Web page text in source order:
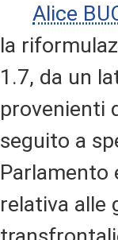
Alice
la
1.7, da un
provenienti
seguito a
Parlamento
relativa alle